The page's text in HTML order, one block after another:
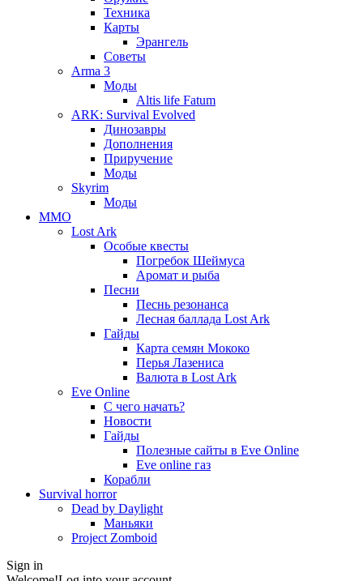
Техника
Карты
Эрангель
Советы
Arma 3
Моды
Altis life Fatum
ARK: Survival Evolved
Динозавры
Дополнения
Приручение
Моды
Skyrim
Моды
ММО
Lost Ark
Особые квесты
Погребок Шеймуса
Аромат и рыба
Песни
Песнь резонанса
Лесная баллада Lost Ark
Гайды
Карта семян Мококо
Перья Лазениса
Валюта в Lost Ark
Eve Online
С чего начать?
Новости
Гайды
Полезные сайты в Eve Online
Eve online газ
Корабли
Survival horror
Dead by Daylight
Маньяки
Project Zomboid
Sign in